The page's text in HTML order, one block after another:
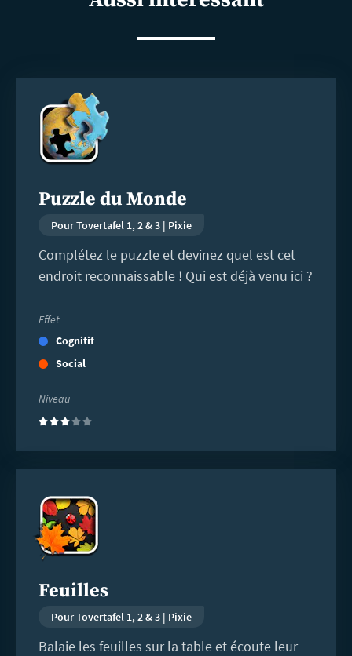
Puzzle du Monde
Pour Tovertafel 1, 2 & 3 | Pixie
Complétez le puzzle et devinez quel est cet
endroit reconnaissable ! Qui est déjà venu ici ?
Effet
Cognitif
Social
Niveau
(3)
savoir
Feuilles
Pour Tovertafel 1, 2 & 3 | Pixie
Balaie les feuilles sur la table et écoute leur
savoir
plus